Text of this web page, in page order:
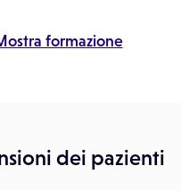
formazione
dei pazienti